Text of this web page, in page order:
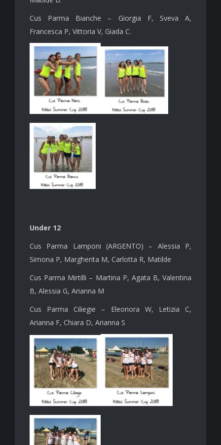
Cus Parma Bianche – Giorgia F, Sveva A,
Francesca P, Vittoria V, Giada C.
Under 12
Cus Parma Lamponi (ARGENTO) – Alessia P,
Simona P, Margherita M, Carlotta R, Matilde
Cus Parma Mirtilli – Martina P, Agata B, Valentina
B, Alessia G, Arianna M
Cus Parma Ciliegie – Eleonora W, Letizia C,
Arianna F, Chiara D, Arianna S